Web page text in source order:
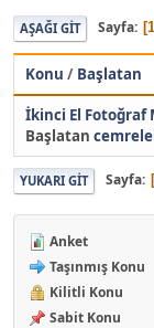
AŞAĞI GIT Sayfa 1
Konu / Başlatan
İkinci El Fotoğraf
Başlatan
YUKARI GIT Sayfa
Anket
Taşınmış Konu
Kilitli Konu
Sabit Konu